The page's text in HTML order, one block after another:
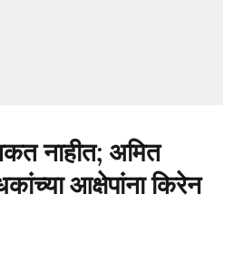
नाहीत; अमित
आक्षेपांना किरेन